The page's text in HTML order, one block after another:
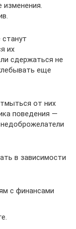
изменения.
их
сдержаться не
еще
от них
поведения —
в зависимости
с финансами